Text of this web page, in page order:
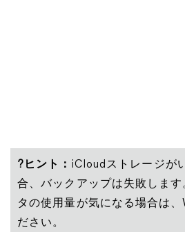
?ヒント： iCloudストレージが
合、バックアップは失敗しま
タの使用量が気になる場合は、
ださい。